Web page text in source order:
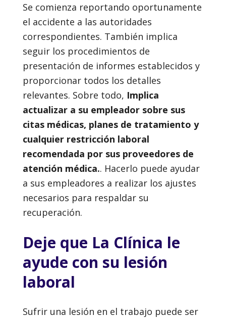
Se comienza reportando oportunamente
el accidente a las autoridades
correspondientes. También implica
seguir los procedimientos de
presentación de informes establecidos y
proporcionar todos los detalles
relevantes. Sobre todo, Implica
actualizar a su empleador sobre sus
citas médicas, planes de tratamiento y
cualquier restricción laboral
recomendada por sus proveedores de
atención médica.. Hacerlo puede ayudar
a sus empleadores a realizar los ajustes
necesarios para respaldar su
recuperación.
Deje que La Clínica le
ayude con su lesión
laboral
Sufrir una lesión en el trabajo puede ser